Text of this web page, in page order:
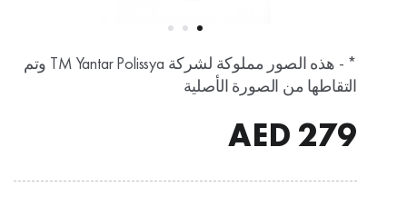
* - هذه الصور مملوكة لشركة TM Yantar Polissya وتم
التقاطها من الصورة الأصلية
279